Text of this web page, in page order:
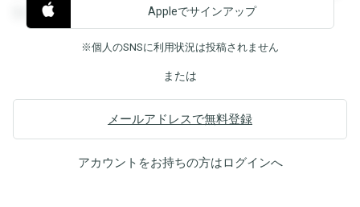
覧することができます。
Appleでサインアップ
※個人のSNSに利用状況は投稿されません
または
メールアドレスで無料登録
アカウントをお持ちの方はログインへ